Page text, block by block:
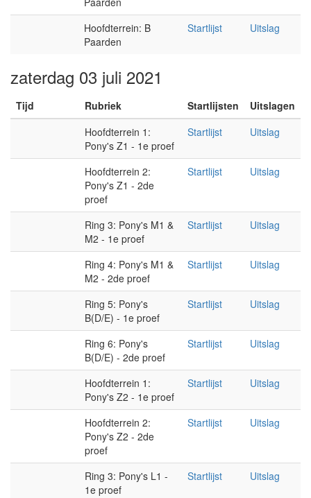
Hoofdterrein: B
Paarden
Startlijst Uitslag
zaterdag 03 juli 2021
Tijd Rubriek Startlijsten
Uitslagen
Hoofdterrein 1:
Pony's Z1 - 1e proef
Startlijst Uitslag
Hoofdterrein 2:
Pony's Z1 - 2de
proef
Startlijst Uitslag
Ring 3: Pony's M1 &
M2 - 1e proef
Startlijst Uitslag
Ring 4: Pony's M1 &
M2 - 2de proef
Startlijst Uitslag
Ring 5: Pony's
B(D/E) - 1e proef
Startlijst Uitslag
Ring 6: Pony's
B(D/E) - 2de proef
Startlijst Uitslag
Hoofdterrein 1:
Pony's Z2 - 1e proef
Startlijst Uitslag
Hoofdterrein 2:
Pony's Z2 - 2de
proef
Startlijst Uitslag
Ring 3: Pony's L1 -
1e proef
Startlijst Uitslag